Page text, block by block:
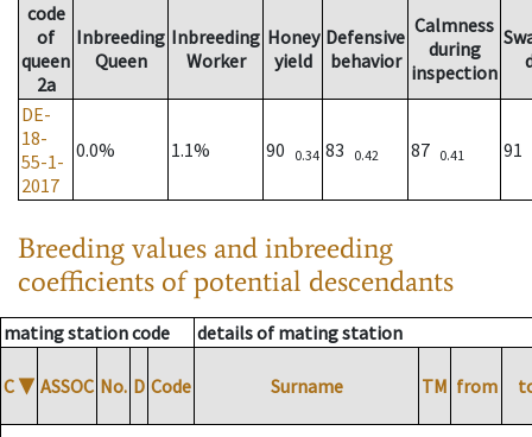
code
of
queen
2a
Inbreeding
Queen
Inbreeding
Worker
Honey
yield
Defensive
behavior
Calmness
during
inspection
DE-
18-
55-1-
2017
0.0% 1.1% 90 0.34 83 0.42 87 0.41 91
Breeding values and inbreeding
coefficients of potential descendants
mating station code details of mating station
C ▼ ASSOC No. D Code Surname TM from